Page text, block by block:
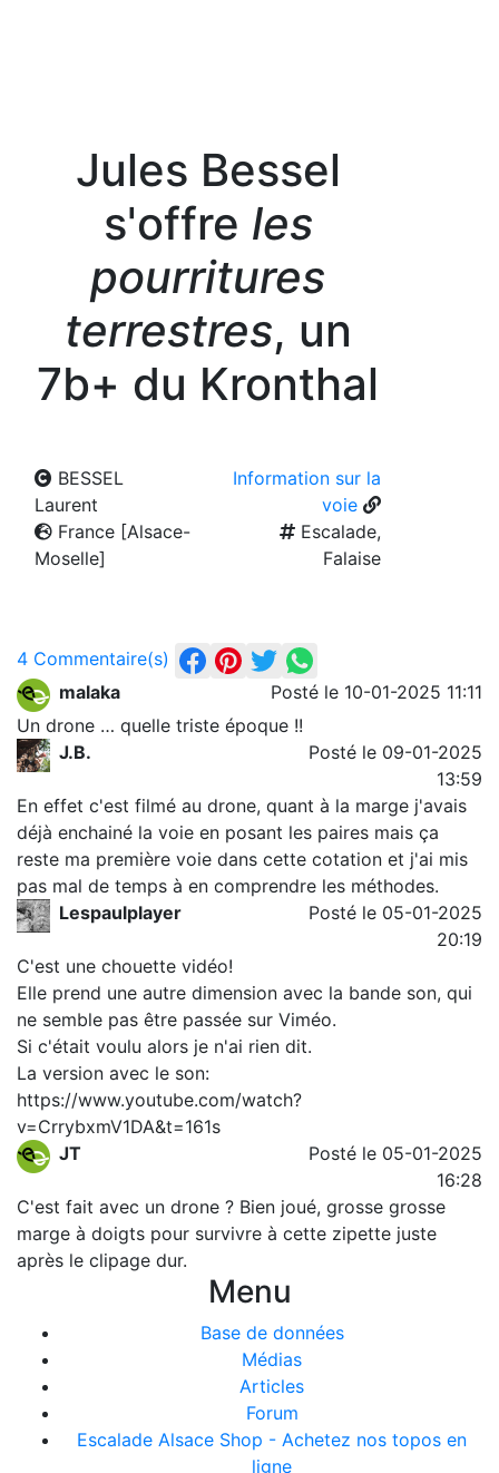
Jules Bessel
s'offre les
pourritures
terrestres, un
7b+ du Kronthal
BESSEL
Laurent
Information sur la
voie
France [Alsace-
Moselle]
Escalade,
Falaise
4 Commentaire(s)
malaka
Posté le 10-01-2025 11:11
Un drone … quelle triste époque !!
J.B.
Posté le 09-01-2025
13:59
En effet c'est filmé au drone, quant à la marge j'avais
déjà enchainé la voie en posant les paires mais ça
reste ma première voie dans cette cotation et j'ai mis
pas mal de temps à en comprendre les méthodes.
Lespaulplayer
Posté le 05-01-2025
20:19
C'est une chouette vidéo!
Elle prend une autre dimension avec la bande son, qui
ne semble pas être passée sur Viméo.
Si c'était voulu alors je n'ai rien dit.
La version avec le son:
https://www.youtube.com/watch?
v=CrrybxmV1DA&t=161s
JT
Posté le 05-01-2025
16:28
C'est fait avec un drone ? Bien joué, grosse grosse
marge à doigts pour survivre à cette zipette juste
après le clipage dur.
Menu
Base de données
Médias
Articles
Forum
Escalade Alsace Shop - Achetez nos topos en
ligne